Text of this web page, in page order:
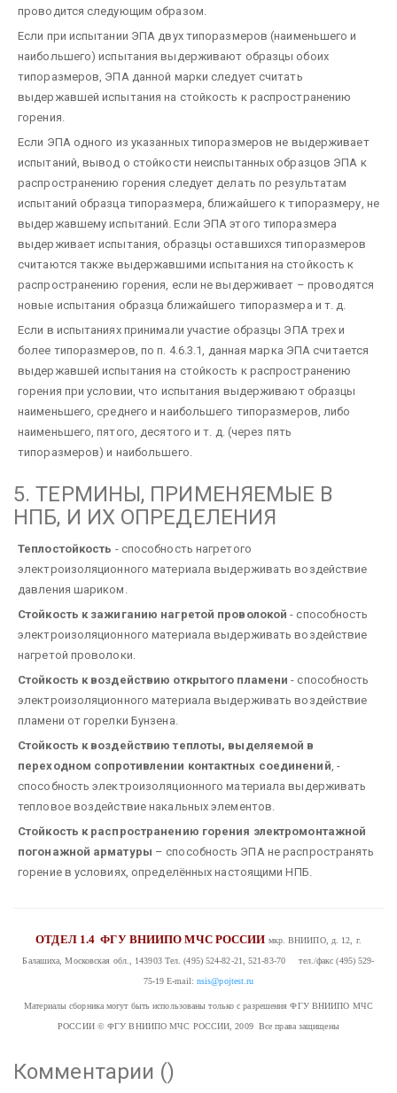
проводится следующим образом.
Если при испытании ЭПА двух типоразмеров (наименьшего и
наибольшего) испытания выдерживают образцы обоих
типоразмеров, ЭПА данной марки следует считать
выдержавшей испытания на стойкость к распространению
горения.
Если ЭПА одного из указанных типоразмеров не выдерживает
испытаний, вывод о стойкости неиспытанных образцов ЭПА к
распространению горения следует делать по результатам
испытаний образца типоразмера, ближайшего к типоразмеру, не
выдержавшему испытаний. Если ЭПА этого типоразмера
выдерживает испытания, образцы оставшихся типоразмеров
считаются также выдержавшими испытания на стойкость к
распространению горения, если не выдерживает – проводятся
новые испытания образца ближайшего типоразмера и т. д.
Если в испытаниях принимали участие образцы ЭПА трех и
более типоразмеров, по п. 4.6.3.1, данная марка ЭПА считается
выдержавшей испытания на стойкость к распространению
горения при условии, что испытания выдерживают образцы
наименьшего, среднего и наибольшего типоразмеров, либо
наименьшего, пятого, десятого и т. д. (через пять
типоразмеров) и наибольшего.
5. ТЕРМИНЫ, ПРИМЕНЯЕМЫЕ В
НПБ, И ИХ ОПРЕДЕЛЕНИЯ
Теплостойкость - способность нагретого
электроизоляционного материала выдерживать воздействие
давления шариком.
Стойкость к зажиганию нагретой проволокой - способность
электроизоляционного материала выдерживать воздействие
нагретой проволоки.
Стойкость к воздействию открытого пламени - способность
электроизоляционного материала выдерживать воздействие
пламени от горелки Бунзена.
Стойкость к воздействию теплоты, выделяемой в
переходном сопротивлении контактных соединений, -
способность электроизоляционного материала выдерживать
тепловое воздействие накальных элементов.
Стойкость к распространению горения электромонтажной
погонажной арматуры – способность ЭПА не распространять
горение в условиях, определённых настоящими НПБ.
ОТДЕЛ 1.4ФГУ ВНИИПО МЧС РОССИИ мкр. ВНИИПО, д. 12, г.
Балашиха, Московская обл., 143903Тел. (495) 524-82-21, 521-83-70 тел./факс (495) 529-
75-19 E-mail: nsis@pojtest.ru
Материалы сборника могут быть использованы только с разрешения ФГУ ВНИИПО МЧС
РОССИИ© ФГУ ВНИИПО МЧС РОССИИ, 2009 Все права защищены
Комментарии ()